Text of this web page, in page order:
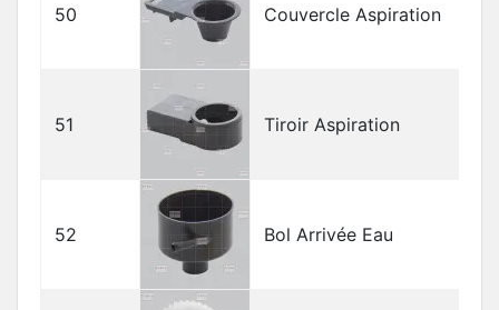
50 Couvercle Aspiration
51 Tiroir Aspiration
52 Bol Arrivée Eau